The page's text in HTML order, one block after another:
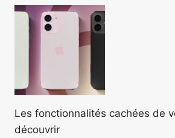
Les fonctionnalités cachées de
découvrir